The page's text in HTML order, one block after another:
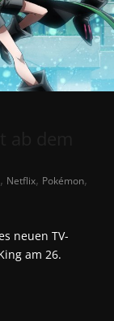
, Netflix, Pokémon,
neuen TV-
am 26.